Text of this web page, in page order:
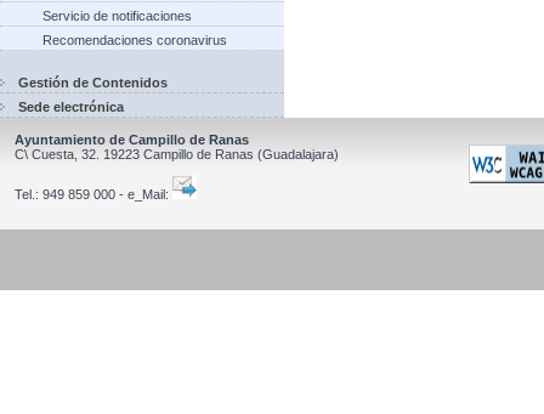
Servicio de notificaciones
Recomendaciones coronavirus
Gestión de Contenidos
Sede electrónica
Ayuntamiento de Campillo de Ranas
C\ Cuesta, 32. 19223 Campillo de Ranas (Guadalajara)
Tel.: 949 859 000 - e_Mail: